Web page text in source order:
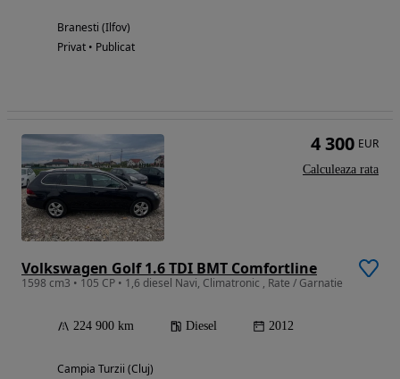
Branesti (Ilfov)
Privat • Publicat
Volkswagen Golf 1.6 TDI BMT Comfortline
1598 cm3 • 105 CP • 1,6 diesel Navi, Climatronic , Rate / Garnatie
224 900 km Diesel 2012
Campia Turzii (Cluj)
4 300 EUR
Calculeaza rata